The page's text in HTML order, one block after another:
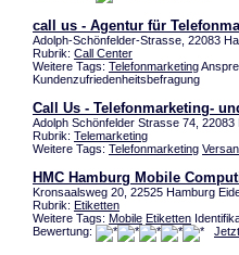
call us - Agentur für
Adolph-Schönfelder-Strasse, 22083
Rubrik: Call Center
Weitere Tags: Telefonmarketing
Kundenzufriedenheitsbefragung
Call Us - Telefonmarketing-
Adolph Schönfelder Strasse 74,
Rubrik: Telemarketing
Weitere Tags: Telefonmarketing
HMC Hamburg Mobile
Kronsaalsweg 20, 22525 Hamburg
Rubrik: Etiketten
Weitere Tags: Mobile Etiketten
Bewertung: